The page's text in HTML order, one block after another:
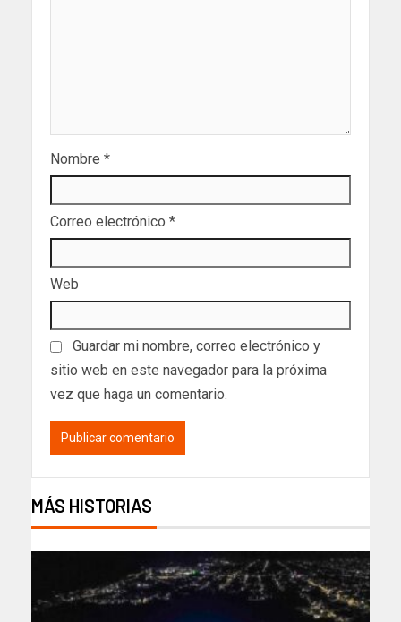
Nombre *
Correo electrónico *
Web
Guardar mi nombre, correo electrónico y
sitio web en este navegador para la próxima
vez que haga un comentario.
MÁS HISTORIAS